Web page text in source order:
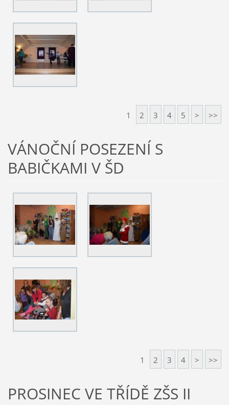
1 2 3 4 5 > >>
VÁNOČNÍ POSEZENÍ S
BABIČKAMI V ŠD
1 2 3 4 > >>
PROSINEC VE TŘÍDĚ ZŠS II